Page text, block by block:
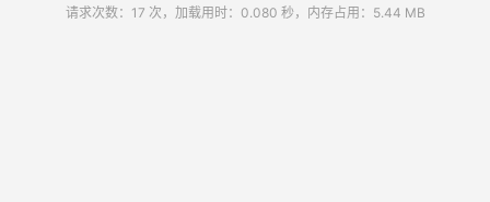
请求次数：17 次，加载用时：0.080 秒，内存占用：5.44 MB